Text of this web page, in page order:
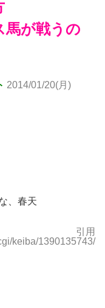
馬が戦うの
2014/01/20(月)
、春天
引用
keiba/1390135743/